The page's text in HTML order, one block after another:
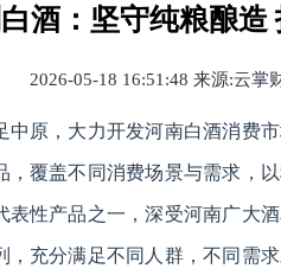
酒：坚守纯粮酿造
2026-05-18 16:51:48 来源:云掌
中原，大力开发河南白酒消费
覆盖不同消费场景与需求，
表性产品之一，深受河南广大
充分满足不同人群，不同需